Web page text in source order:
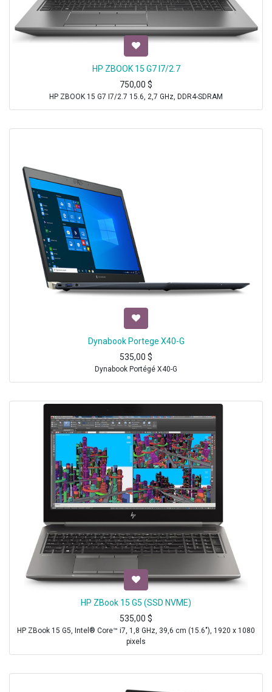
HP ZBOOK 15 G7 I7/2.7
750,00 $
HP ZBOOK 15 G7 I7/2.7 15.6, 2,7 GHz, DDR4-SDRAM
Dynabook Portege X40-G
535,00 $
Dynabook Portégé X40-G
HP ZBook 15 G5 (SSD NVME)
535,00 $
HP ZBook 15 G5, Intel® Core™ i7, 1,8 GHz, 39,6 cm (15.6"), 1920 x 1080
pixels